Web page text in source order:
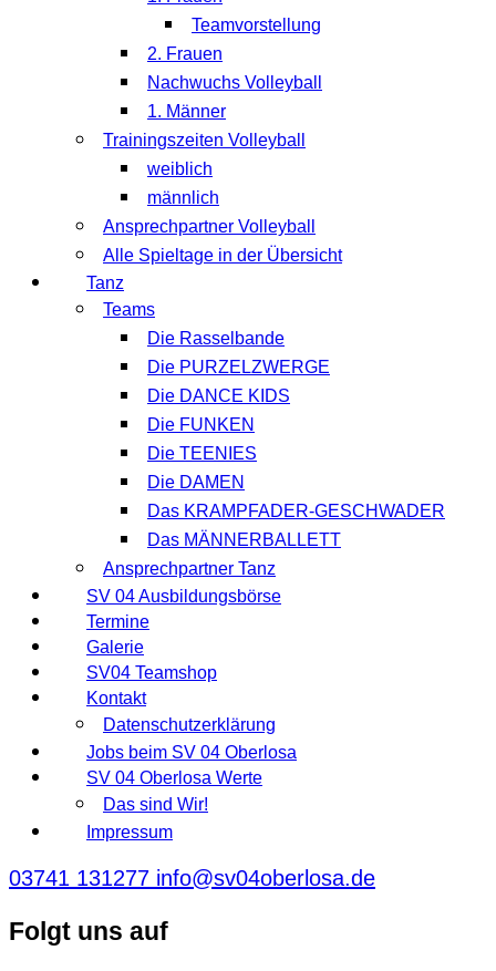
Teamvorstellung
2. Frauen
Nachwuchs Volleyball
1. Männer
Trainingszeiten Volleyball
weiblich
männlich
Ansprechpartner Volleyball
Alle Spieltage in der Übersicht
Tanz
Teams
Die Rasselbande
Die PURZELZWERGE
Die DANCE KIDS
Die FUNKEN
Die TEENIES
Die DAMEN
Das KRAMPFADER-GESCHWADER
Das MÄNNERBALLETT
Ansprechpartner Tanz
SV 04 Ausbildungsbörse
Termine
Galerie
SV04 Teamshop
Kontakt
Datenschutzerklärung
Jobs beim SV 04 Oberlosa
SV 04 Oberlosa Werte
Das sind Wir!
Impressum
03741 131277 info@sv04oberlosa.de
Folgt uns auf